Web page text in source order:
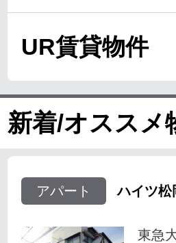
UR賃貸物件
新着/オススメ
アパート ハイツ松
東急